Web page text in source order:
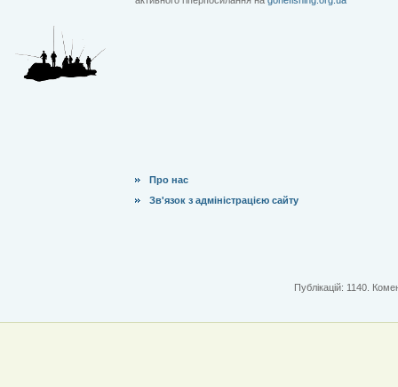
Про нас
Зв'язок з адміністрацією сайту
Публікацій: 1140.